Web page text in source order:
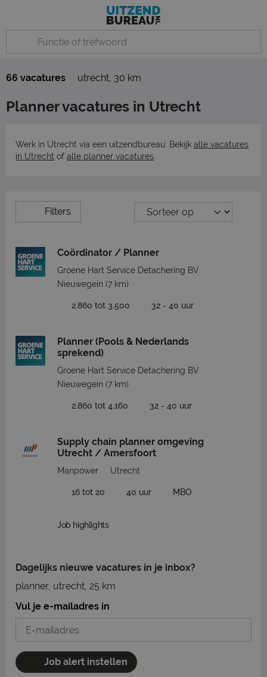
66 vacatures utrecht, 30 km
Planner vacatures in Utrecht
Werk in Utrecht via een uitzendbureau. Bekijk alle vacatures
in Utrecht of alle planner vacatures
Filters
Coördinator / Planner
Groene Hart Service Detachering BV
Nieuwegein (7 km)
2.860 tot 3.500 32 - 40 uur
Planner (Pools & Nederlands
sprekend)
Groene Hart Service Detachering BV
Nieuwegein (7 km)
2.860 tot 4.160 32 - 40 uur
Supply chain planner omgeving
Utrecht / Amersfoort
Manpower Utrecht
16 tot 20 40 uur MBO
Job highlights
Dagelijks nieuwe vacatures in je inbox?
planner, utrecht, 25 km
Vul je e-mailadres in
Job alert instellen